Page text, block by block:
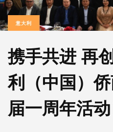
意大利
携手共进 再
利（中国）
届一周年活动